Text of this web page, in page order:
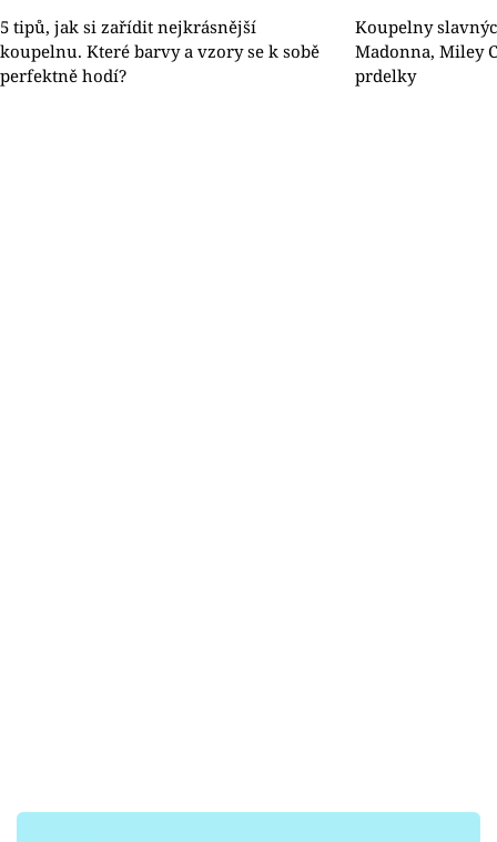
5 tipů, jak si zařídit nejkrásnější
koupelnu. Které barvy a vzory se k sobě
perfektně hodí?
Koupelny
Madonna, Miley
prdelky